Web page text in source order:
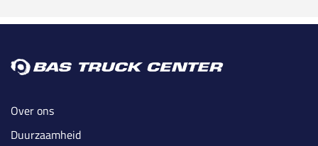
Over ons
Duurzaamheid